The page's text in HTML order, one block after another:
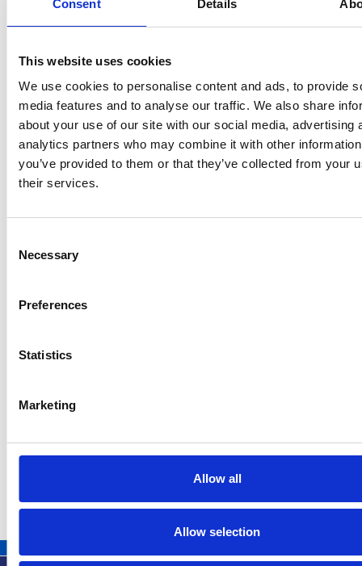
Consent Details
This website uses cookies
We use cookies to personalise content and ads, to provide
media features and to analyse our traffic. We also share
about your use of our site with our social media, advertising
analytics partners who may combine it with other
you’ve provided to them or that they’ve collected from your
their services.
Selection
Necessary
Preferences
Statistics
Marketing
Allow all
Allow selection
La Škoda avvia la produzione del suo SUV Peaq
Repubblica Ceca
riconferma nella gara di servizio ferroviario